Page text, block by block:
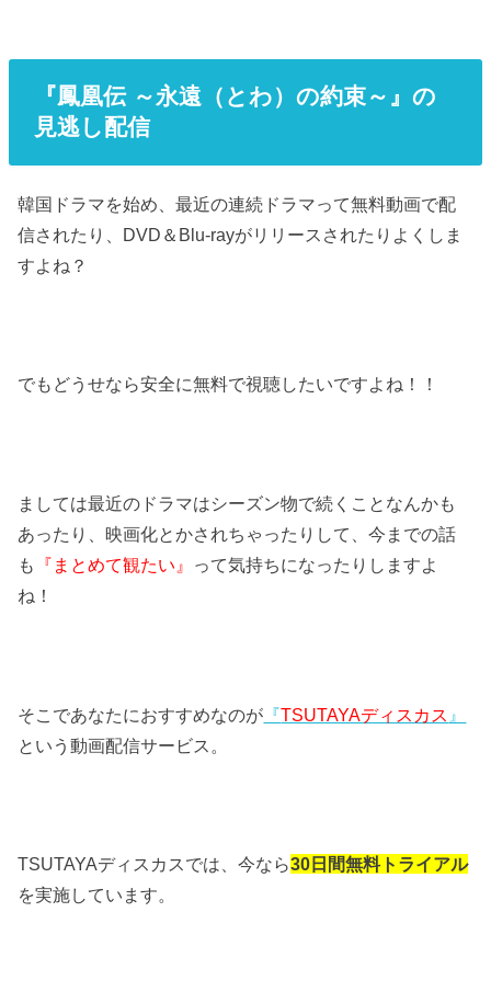
『鳳凰伝 ～永遠（とわ）の約束～』 の
見逃し配信
韓国ドラマを始め、最近の連続ドラマって無料動画で配
信されたり、DVD＆Blu-rayがリリースされたりよくしま
すよね？
でもどうせなら安全に無料で視聴したいですよね！！
ましては最近のドラマはシーズン物で続くことなんかも
あったり、映画化とかされちゃったりして、今までの話
も
『まとめて観たい』 って気持ちになったりしますよ
ね！
そこであなたにおすすめなのが 『TSUTAYAディスカス 』
という動画配信サービス。
TSUTAYAディスカスでは、今なら30日間無料トライアル
を実施しています。